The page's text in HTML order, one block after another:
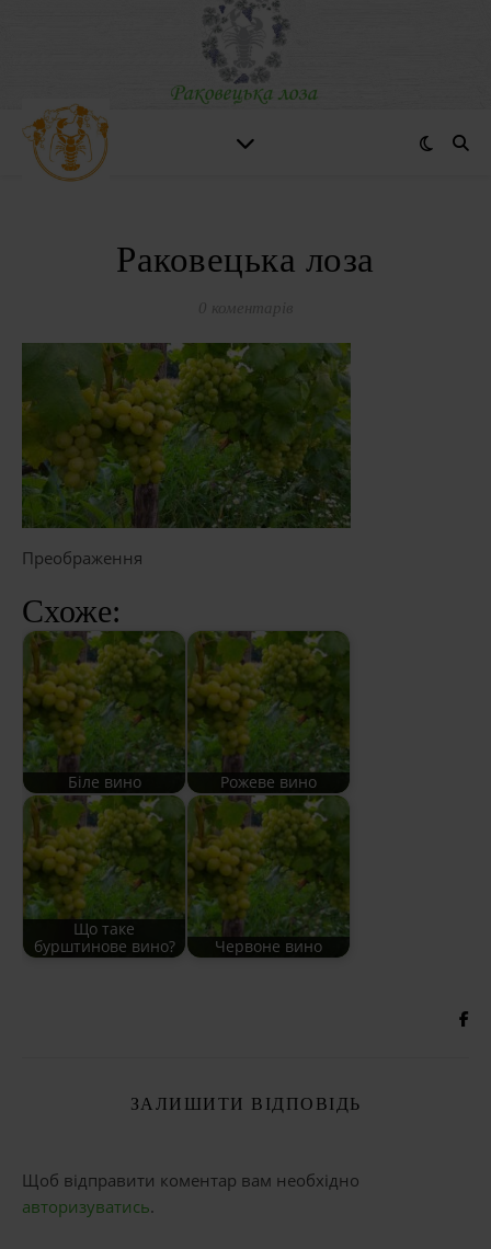
Раковецька лоза
0 коментарів
Преображення
Схоже:
Біле вино Рожеве вино
Що таке
бурштинове вино?
Червоне вино
ЗАЛИШИТИ ВІДПОВІДЬ
Щоб відправити коментар вам необхідно
авторизуватись.